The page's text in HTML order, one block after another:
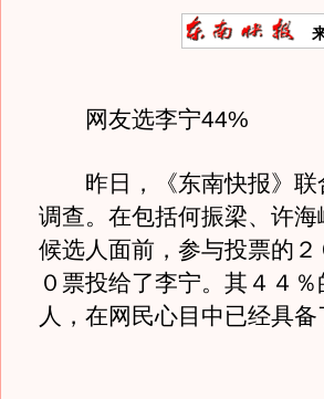
网友选李宁44%
昨日，《东南快报》联
调查。在包括何振梁、许
候选人面前，参与投票的
０票投给了李宁。其４４
人，在网民心目中已经具